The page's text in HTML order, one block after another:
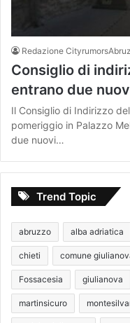
Redazione
Consiglio di
entrano due
Il Consiglio di Indirizzo
pomeriggio in Palazzo
due nuovi…
Trend Topic
abruzzo alba adriatica
chieti comune
Fossacesia giulianova
martinsicuro